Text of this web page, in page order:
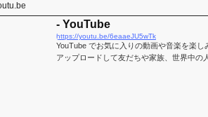
- YouTube
https://youtu.be/6eaaeJU5wTk
YouTube でお気に入りの動画や音楽を楽
アップロードして友だちや家族、世界中の